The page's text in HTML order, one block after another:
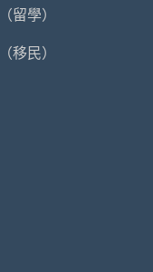
（留學）
（移民）